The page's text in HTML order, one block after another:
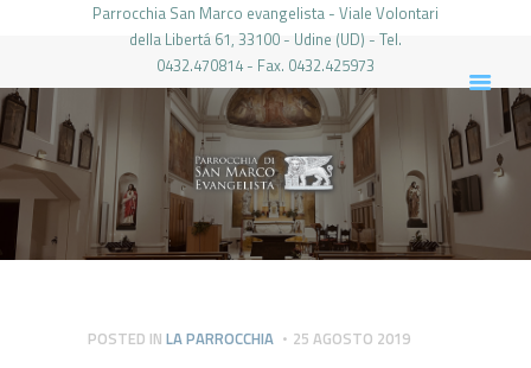
Parrocchia San Marco evangelista - Viale Volontari
della Libertá 61, 33100 - Udine (UD) - Tel.
0432.470814 - Fax. 0432.425973
PARROCCHIA DI SAN MARCO UDINE
HOME
LA PARROCCHIA
IL PARROCO
LE ATTIVITÀ
PIERABECH
POSTED IN LA PARROCCHIA 25 AGOSTO 2019